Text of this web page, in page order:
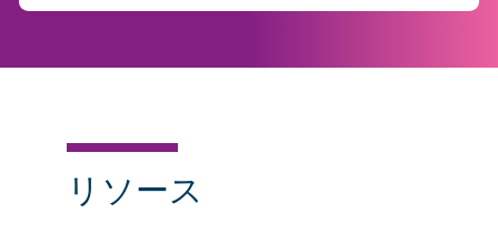
リソース